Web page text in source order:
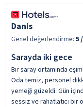
Danis
Genel değerlendirme: 5
Sarayda iki gece
Bir saray ortamında
Oda temiz, personel
yemeği güzeldi. Gün
sessiz ve rahatlatıcı bir